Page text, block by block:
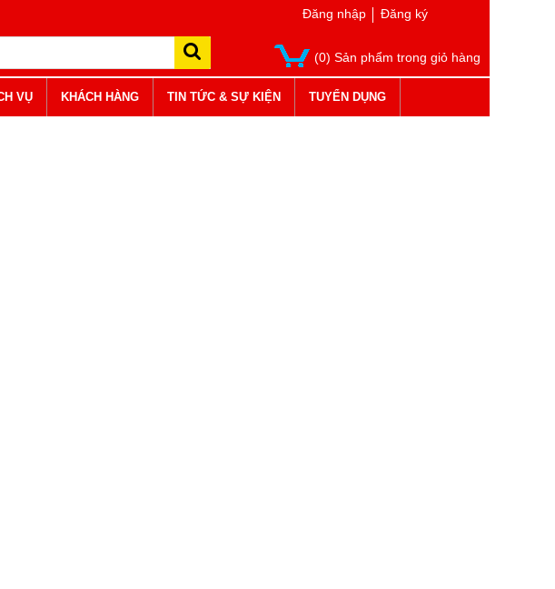
Đăng nhập Đăng ký
(0) Sản phẩm trong giỏ hàng
VỤ KHÁCH HÀNG TIN TỨC & SỰ KIỆN TUYỂN DỤNG